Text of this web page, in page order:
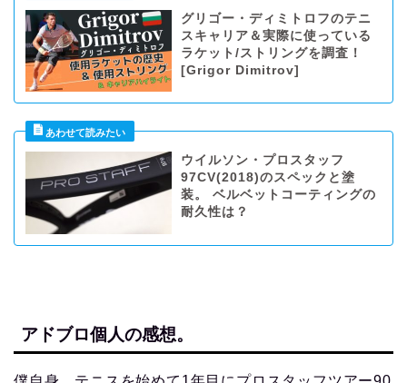
グリゴー・ディミトロフのテニ
スキャリア＆実際に使っている
ラケット/ストリングを調査！
[Grigor Dimitrov]
ウイルソン・プロスタッフ
97CV(2018)のスペックと塗
装。 ベルベットコーティングの
耐久性は？
アドブロ個人の感想。